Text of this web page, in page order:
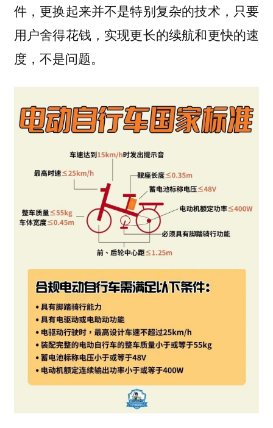
件，更换起来并不是特别复杂的技术，只要
用户舍得花钱，实现更长的续航和更快的速
度，不是问题。